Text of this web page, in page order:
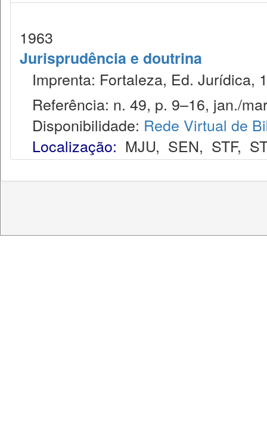
1963
Jurisprudência e doutrina
Imprenta: Fortaleza, Ed. Jurídica,
Referência: n. 49, p. 9–16, jan./
Disponibilidade: Rede Virtual de
Localização: MJU, SEN, STF,